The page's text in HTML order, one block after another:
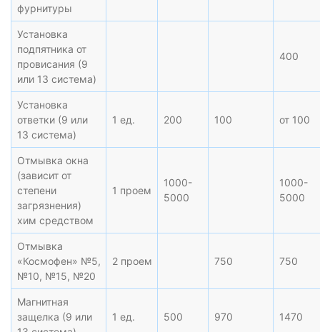
фурнитуры
Установка
подпятника от
провисания (9
или 13 система)
400
Установка
ответки (9 или
13 система)
1 ед. 200 100 от 100
Отмывка окна
(зависит от
степени
загрязнения)
хим средством
1 проем
1000-
5000
1000-
5000
Отмывка
«Космофен» №5,
№10, №15, №20
2 проем 750 750
Магнитная
защелка (9 или
1 ед. 500 970 1470